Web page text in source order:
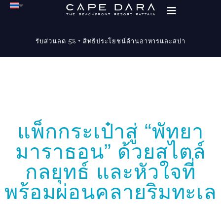
รับส่วนลด 5% + สิทธิประโยชน์ด้านอาหารและสปา
แพ็กกระเป๋าสู่ “พัทยา
มาราธอน” ด้วยสไตล์
กลยุทธ์ และหัวใจที่
พร้อมผ่อนคลายริมทะเล